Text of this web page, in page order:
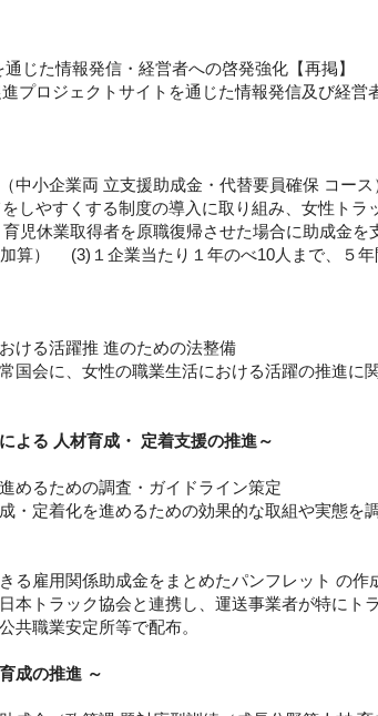
じた情報発信・経営者への啓発強化【再掲】
プロジェクトサイトを通じた情報発信及び経
中小企業両 立支援助成金・代替要員確保 コース
しやすくする制度の導入に取り組み、女性ト
児休業取得者を原職復帰させた場合に助成金
算） (3)１企業当たり１年のべ10人まで、５
ける活躍推 進のための法整備
国会に、女性の職業生活における活躍の推進に
よる 人材育成・ 定着支援の推進～
めるための調査・ガイドライン策定
・定着化を進めるための効果的な取組や実態を
る雇用関係助成金をまとめたパンフレット の作
本トラック協会と連携し、運送事業者が特に
共職業安定所等で配布。
成の推進 ～